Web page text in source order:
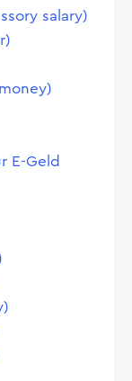
salary)
E-Geld